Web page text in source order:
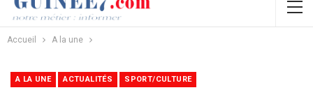
Accueil A la une
A LA UNE ACTUALITÉS SPORT/CULTURE